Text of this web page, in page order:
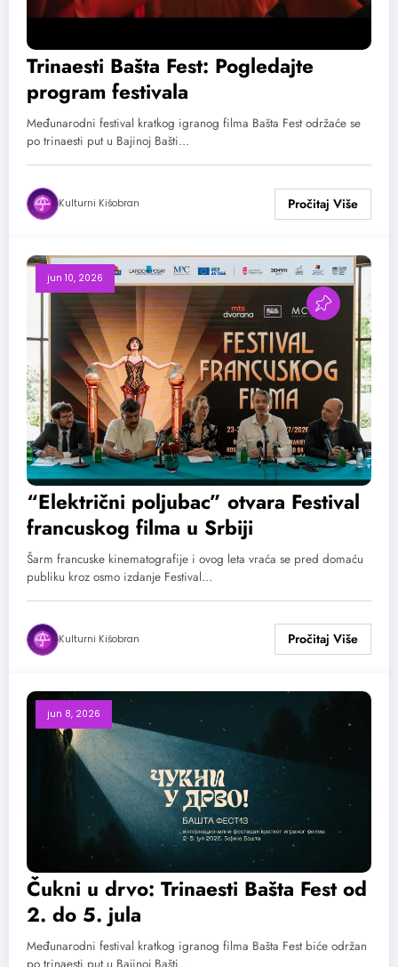
Trinaesti Bašta Fest: Pogledajte
program festivala
Međunarodni festival kratkog igranog filma Bašta Fest održaće se
po trinaesti put u Bajinoj Bašti…
Kulturni Kišobran
jun 10, 2026
“Električni poljubac” otvara Festival
francuskog filma u Srbiji
Šarm francuske kinematografije i ovog leta vraća se pred domaću
publiku kroz osmo izdanje Festival…
Kulturni Kišobran
jun 8, 2026
Čukni u drvo: Trinaesti Bašta Fest od
2. do 5. jula
Međunarodni festival kratkog igranog filma Bašta Fest biće održan